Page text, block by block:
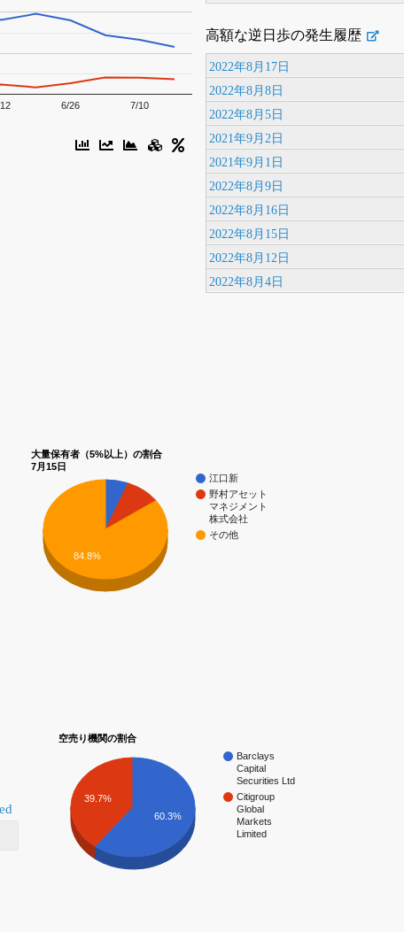
6/26 7/10
高額な逆日歩の発生履歴
2022年8月17日
2022年8月8日
2022年8月5日
2021年9月2日
2021年9月1日
2022年8月9日
2022年8月16日
2022年8月15日
2022年8月12日
2022年8月4日
大量保有者（5%以上）の割合
7月15日
江口新
野村アセット
マネジメント
株式会社
その他
84.8%
空売り機関の割合
Barclays
Capital
Securities Ltd
Citigroup
Global
Markets
Limited
39.7%
60.3%